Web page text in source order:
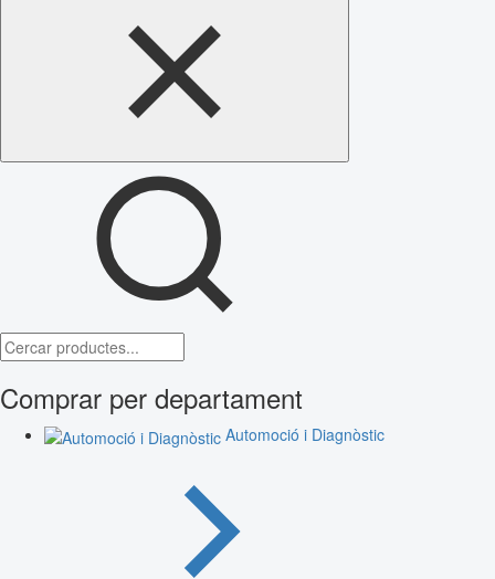
Comprar per departament
Automoció i Diagnòstic